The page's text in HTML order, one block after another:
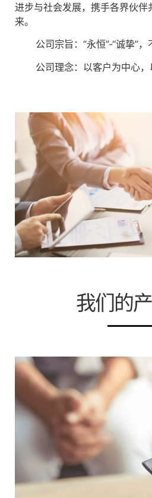
进步与社会发展，携手各界伙伴
来。
公司宗旨：“永恒”-“诚挚”，
公司理念：以客户为中心，
我们的